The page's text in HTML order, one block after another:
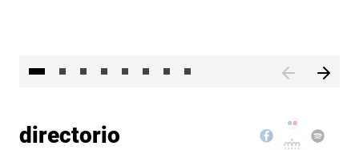
directorio